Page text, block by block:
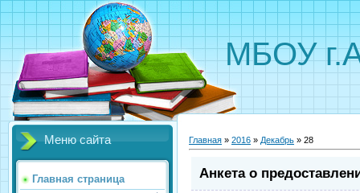
МБОУ
Меню сайта
Главная страница
Главная » 2016 » Декабрь » 28
Анкета о